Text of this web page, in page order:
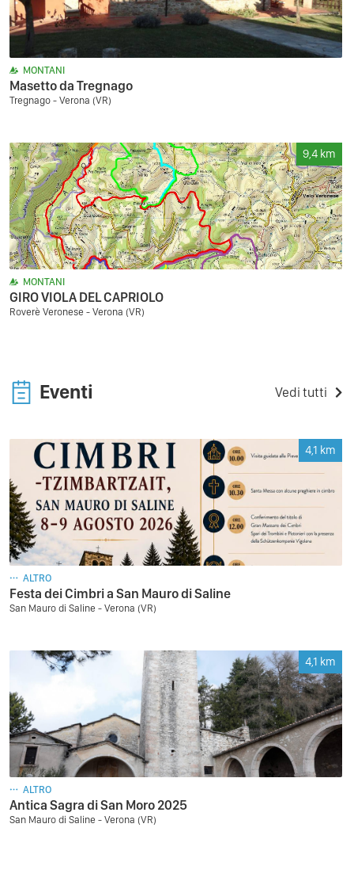
MONTANI
Masetto da Tregnago
Tregnago - Verona (VR)
9,4 km
MONTANI
GIRO VIOLA DEL CAPRIOLO
Roverè Veronese - Verona (VR)
Eventi Vedi tutti
4,1 km
ALTRO
Festa dei Cimbri a San Mauro di Saline
San Mauro di Saline - Verona (VR)
4,1 km
ALTRO
Antica Sagra di San Moro 2025
San Mauro di Saline - Verona (VR)